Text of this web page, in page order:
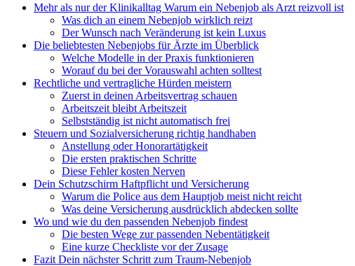
Mehr als nur der Klinikalltag Warum ein Nebenjob als Arzt reizvoll ist
Was dich an einem Nebenjob wirklich reizt
Der Wunsch nach Veränderung ist kein Luxus
Die beliebtesten Nebenjobs für Ärzte im Überblick
Welche Modelle in der Praxis funktionieren
Worauf du bei der Vorauswahl achten solltest
Rechtliche und vertragliche Hürden meistern
Zuerst in deinen Arbeitsvertrag schauen
Arbeitszeit bleibt Arbeitszeit
Selbstständig ist nicht automatisch frei
Steuern und Sozialversicherung richtig handhaben
Anstellung oder Honorartätigkeit
Die ersten praktischen Schritte
Diese Fehler kosten Nerven
Dein Schutzschirm Haftpflicht und Versicherung
Warum die Police aus dem Hauptjob meist nicht reicht
Was deine Versicherung ausdrücklich abdecken sollte
Wo und wie du den passenden Nebenjob findest
Die besten Wege zur passenden Nebentätigkeit
Eine kurze Checkliste vor der Zusage
Fazit Dein nächster Schritt zum Traum-Nebenjob